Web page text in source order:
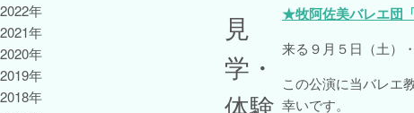
★牧阿佐美バレエ団
来る９月５日（土）
この公演に当バレエ
幸いです。
2022年
2021年
2020年
2019年
2018年
見
学・
体験